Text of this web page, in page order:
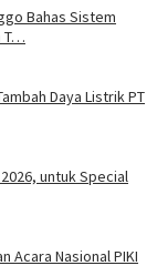
Bahas Sistem
T…
Daya Listrik PT
untuk Special
Acara Nasional PIKI